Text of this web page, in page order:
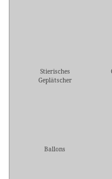
Stierisches
Geplätscher
Ballons